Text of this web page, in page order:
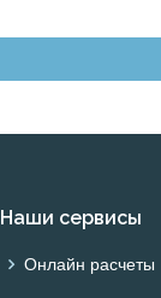
Наши сервисы
Онлайн расчеты